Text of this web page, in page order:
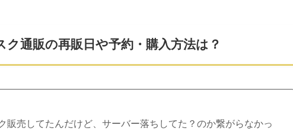
ク通販の再販日や予約・購入方法は？
販売してたんだけど、サーバー落ちしてた？のか繋がらなかっ